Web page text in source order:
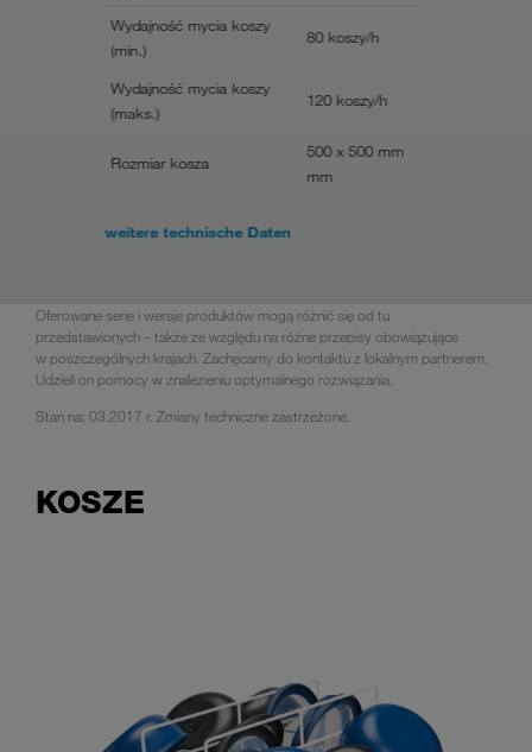
Wydajność mycia koszy
(min.)
80 koszy/h
Wydajność mycia koszy
(maks.)
120 koszy/h
Rozmiar kosza
500 x 500 mm
mm
weitere technische Daten
Oferowane serie i wersje produktów mogą różnić się od tu
przedstawionych – także ze względu na różne przepisy obowiązujące
w poszczególnych krajach. Zachęcamy do kontaktu z lokalnym partnerem.
Udzieli on pomocy w znalezieniu optymalnego rozwiązania.
Stan na: 03.2017 r. Zmiany techniczne zastrzeżone.
KOSZE